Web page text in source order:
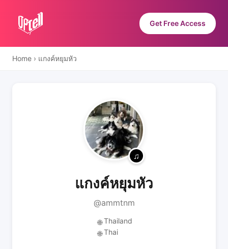
Get Free Access
Home › แกงค์หยุมหัว
แกงค์หยุมหัว
@ammtnm
🌐 Thailand
🌐 Thai